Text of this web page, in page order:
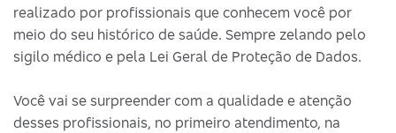
realizado por profissionais que conhecem você por
meio do seu histórico de saúde. Sempre zelando pelo
sigilo médico e pela Lei Geral de Proteção de Dados.
Você vai se surpreender com a qualidade e atenção
desses profissionais, no primeiro atendimento, na